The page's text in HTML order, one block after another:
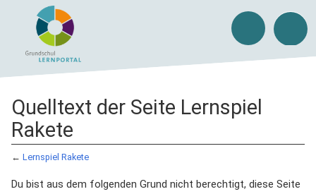
Quelltext der Seite Lernspiel
Rakete
← Lernspiel Rakete
Du bist aus dem folgenden Grund nicht berechtigt, diese Seite